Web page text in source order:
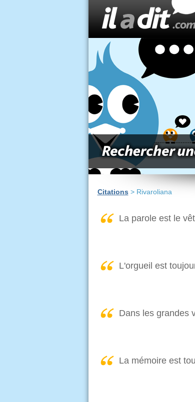
Citations > Rivaroliana
La parole est le
L'orgueil est
Dans les grandes
La mémoire est